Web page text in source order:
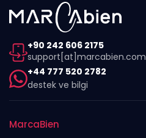
+90 242 606 2175
support[at]marcabien.com
+44 777 520 2782
destek ve bilgi
MarcaBien